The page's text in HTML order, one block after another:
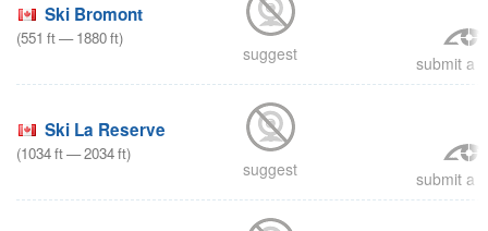
Ski Bromont
(551 ft—1880ft)
suggest submit a
Ski La Reserve
(1034ft—2034ft)
suggest submit a